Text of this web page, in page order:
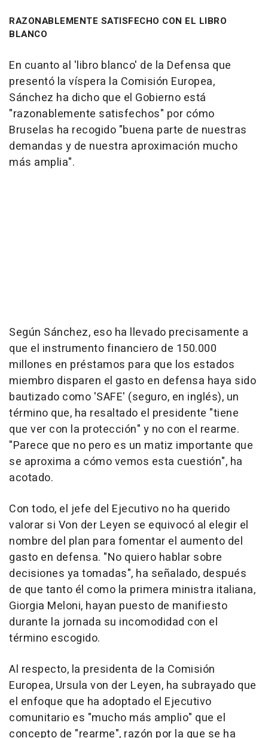
RAZONABLEMENTE SATISFECHO CON EL LIBRO
BLANCO
En cuanto al 'libro blanco' de la Defensa que
presentó la víspera la Comisión Europea,
Sánchez ha dicho que el Gobierno está
"razonablemente satisfechos" por cómo
Bruselas ha recogido "buena parte de nuestras
demandas y de nuestra aproximación mucho
más amplia".
Según Sánchez, eso ha llevado precisamente a
que el instrumento financiero de 150.000
millones en préstamos para que los estados
miembro disparen el gasto en defensa haya sido
bautizado como 'SAFE' (seguro, en inglés), un
término que, ha resaltado el presidente "tiene
que ver con la protección" y no con el rearme.
"Parece que no pero es un matiz importante que
se aproxima a cómo vemos esta cuestión", ha
acotado.
Con todo, el jefe del Ejecutivo no ha querido
valorar si Von der Leyen se equivocó al elegir el
nombre del plan para fomentar el aumento del
gasto en defensa. "No quiero hablar sobre
decisiones ya tomadas", ha señalado, después
de que tanto él como la primera ministra italiana,
Giorgia Meloni, hayan puesto de manifiesto
durante la jornada su incomodidad con el
término escogido.
Al respecto, la presidenta de la Comisión
Europea, Ursula von der Leyen, ha subrayado que
el enfoque que ha adoptado el Ejecutivo
comunitario es "mucho más amplio" que el
concepto de "rearme", razón por la que se ha